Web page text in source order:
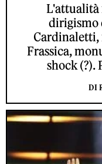
L'attualità
dirigismo
Frassica,
shock (?).
DI